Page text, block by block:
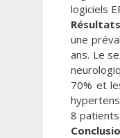
logiciels
une
ans. Le
70% et
8